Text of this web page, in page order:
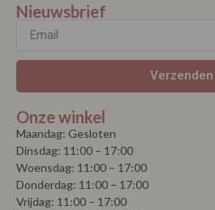
Nieuwsbrief
Verzenden
Onze winkel
Maandag: Gesloten
Dinsdag: 11:00 – 17:00
Woensdag: 11:00 – 17:00
Donderdag: 11:00 – 17:00
Vrijdag: 11:00 – 17:00